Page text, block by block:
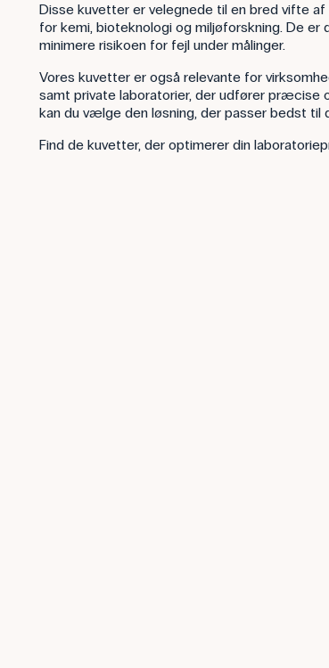
Disse kuvetter er velegnede til en bred vifte
for kemi, bioteknologi og miljøforskning. De
minimere risikoen for fejl under målinger.
Vores kuvetter er også relevante for
samt private laboratorier, der udfører
kan du vælge den løsning, der passer bedst til
Find de kuvetter, der optimerer din